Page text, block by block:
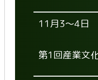
11月3～4日
第1回産業文